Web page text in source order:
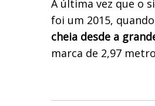
A última vez que o
foi um 2015, quando
cheia desde a
marca de 2,97